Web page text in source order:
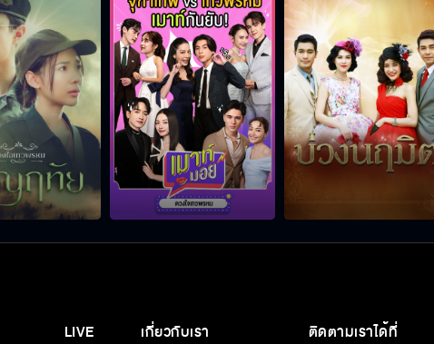
LIVE เกี่ยวกับเรา ติดตามเราได้ที่